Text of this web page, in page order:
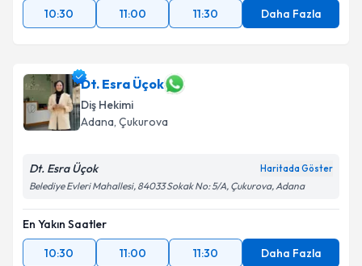
10:30 11:00 11:30 Daha Fazla
Dt. Esra Üçok
Diş Hekimi
Adana, Çukurova
Dt. Esra Üçok Haritada Göster
Belediye Evleri Mahallesi, 84033 Sokak No: 5/A, Çukurova, Adana
En Yakın Saatler
10:30
11:00 11:30 Daha Fazla